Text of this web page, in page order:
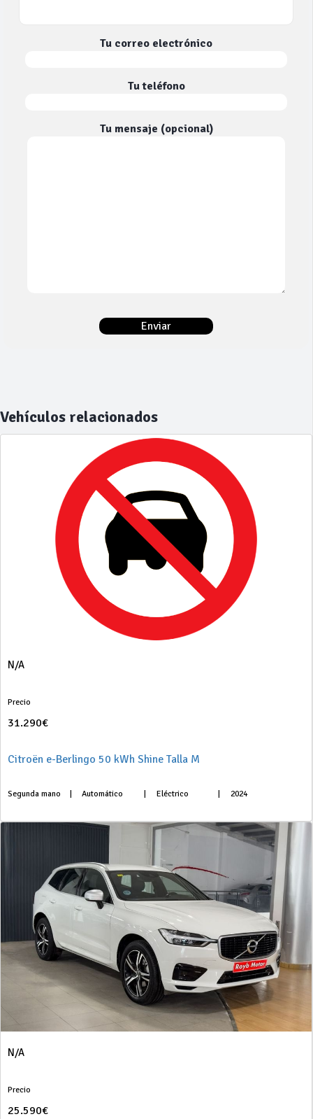
Tu correo electrónico
Tu teléfono
Tu mensaje (opcional)
Vehículos relacionados
N/A
Precio
31.290€
Citroën e-Berlingo 50 kWh Shine Talla M
Segunda mano Automático Eléctrico 2024
N/A
Precio
25.590€